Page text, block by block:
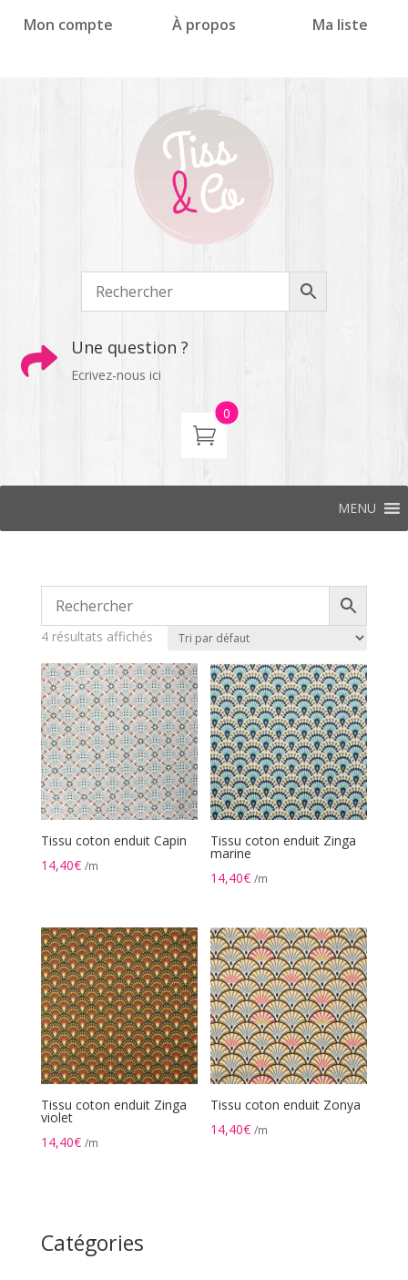
Mon compte À propos Ma liste
 Une question ?
Ecrivez-nous ici
0
MENU
Catégories
4 résultats affichés
Tissu coton enduit Capin
14,40€ /m
Tissu coton enduit Zinga
marine
14,40€ /m
Tissu coton enduit Zinga
violet
14,40€ /m
Tissu coton enduit Zonya
14,40€ /m